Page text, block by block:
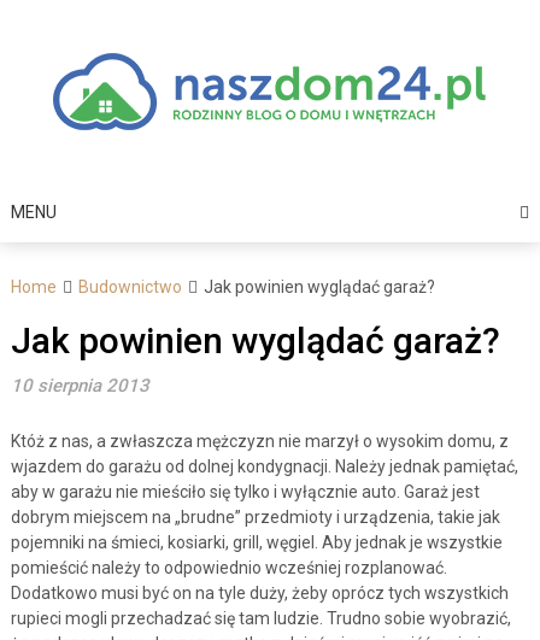
MENU
Home Budownictwo Jak powinien wyglądać garaż?
Jak powinien wyglądać garaż?
10 sierpnia 2013
Któż z nas, a zwłaszcza mężczyzn nie marzył o wysokim domu, z
wjazdem do garażu od dolnej kondygnacji. Należy jednak pamiętać,
aby w garażu nie mieściło się tylko i wyłącznie auto. Garaż jest
dobrym miejscem na „brudne” przedmioty i urządzenia, takie jak
pojemniki na śmieci, kosiarki, grill, węgiel. Aby jednak je wszystkie
pomieścić należy to odpowiednio wcześniej rozplanować.
Dodatkowo musi być on na tyle duży, żeby oprócz tych wszystkich
rupieci mogli przechadzać się tam ludzie. Trudno sobie wyobrazić,